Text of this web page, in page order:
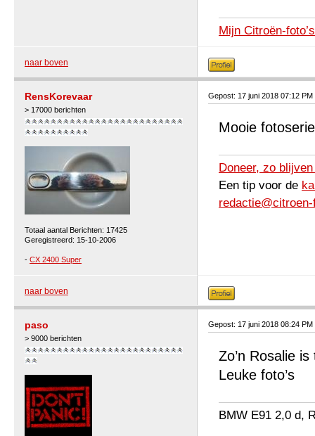
Mijn Citroën-foto’s
naar boven
RensKorevaar
> 17000 berichten
Totaal aantal Berichten: 17425
Geregistreerd: 15-10-2006
- CX 2400 Super
Gepost: 17 juni 2018 07:12 PM
Mooie
Doneer, zo
Een tip voor de
naar boven
paso
> 9000 berichten
Gepost: 17 juni 2018 08:24 PM
Zo’n Rosalie
Leuke foto’s
BMW E91 2,0 d,